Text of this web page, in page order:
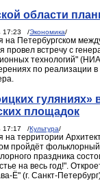
области
17:23 /Экономика/
на Петербургском
провел встречу с
технологий"
по реализации в
гуляниях»
площадок
17:17 /Культура/
на территории
пройдёт
праздника
на весь год!".
Ё" (г. Санкт-